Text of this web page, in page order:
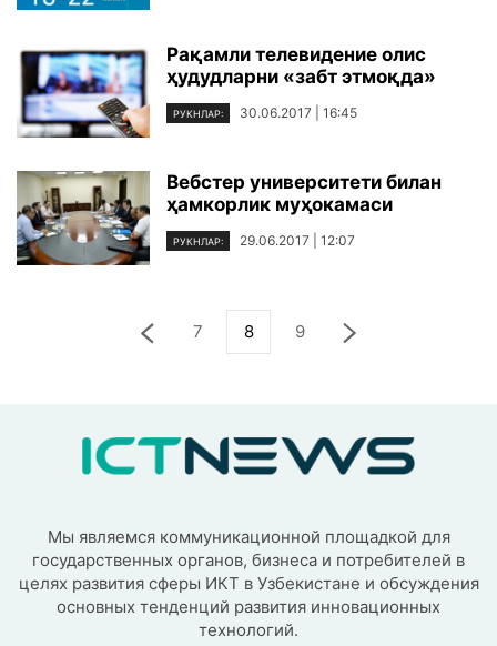
Рақамли телевидение олис
ҳудудларни «забт этмоқда»
РУКНЛАР: 30.06.2017 | 16:45
Вебстер университети билан
ҳамкорлик муҳокамаси
РУКНЛАР: 29.06.2017 | 12:07
7 8 9
Мы являемся коммуникационной площадкой для
государственных органов, бизнеса и потребителей в
целях развития сферы ИКТ в Узбекистане и обсуждения
основных тенденций развития инновационных
технологий.